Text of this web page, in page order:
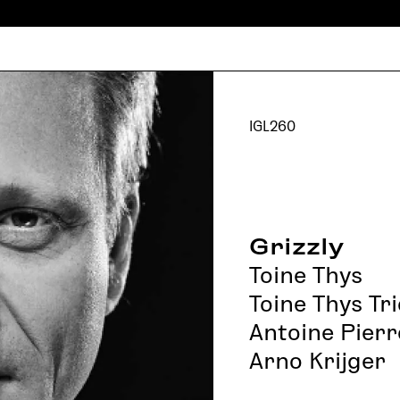
IGL260
Grizzly
Toine Thys
Toine Thys
Antoine
Arno Krijger